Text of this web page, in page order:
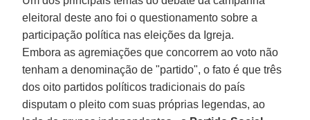
eleitoral deste ano foi o questionamento sobre a
participação política nas eleições da Igreja.
Embora as agremiações que concorrem ao voto não
tenham a denominação de "partido", o fato é que três
dos oito partidos políticos tradicionais do país
disputam o pleito com suas próprias legendas, ao